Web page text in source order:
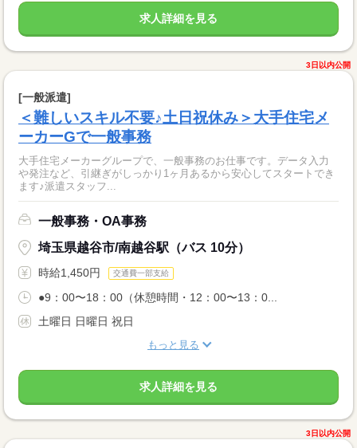
求人詳細を見る
3日以内公開
[一般派遣]
＜難しいスキル不要♪土日祝休み＞大手住宅メ
ーカーGで一般事務
大手住宅メーカーグループで、一般事務のお仕事です。データ入力
や発注など、引継ぎがしっかり1ヶ月あるから安心してスタートでき
ます♪派遣スタッフ...
一般事務・OA事務
埼玉県越谷市/南越谷駅（バス 10分）
時給1,450円 交通費一部支給
●9：00〜18：00（休憩時間・12：00〜13：0...
土曜日 日曜日 祝日
もっと見る
求人詳細を見る
3日以内公開